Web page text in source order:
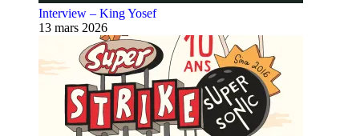
Interview – King Yosef
13 mars 2026